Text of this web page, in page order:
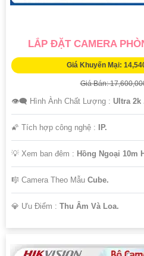
LẮP ĐẶT CAMERA
Giá Khuyến Mại:
Giá Bán:
👁️‍🗨 Hình Ành Chất Lượng : Ultra 2k
🌠 Tích hợp công nghệ : IP.
💡 Xem ban đêm : Hồng Ngoại 10m
🎼️ Camera Theo Mẫu Cube.
️💎 Ưu Điểm : Thu Âm Và Loa.